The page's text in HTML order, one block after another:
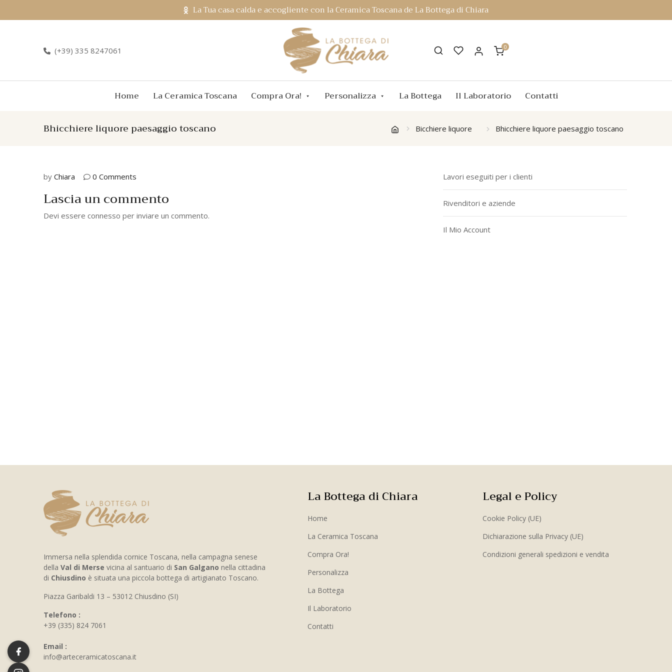
La Tua casa calda e accogliente con la Ceramica Toscana de La Bottega di Chiara
(+39) 335 8247061 0
Home La Ceramica Toscana Compra Ora! Personalizza La Bottega Il Laboratorio Contatti
Bhicchiere liquore paesaggio toscano Bicchiere liquore Bhicchiere liquore paesaggio toscano
by Chiara 0 Comments
Lascia un commento
Devi essere connesso per inviare un commento.
Lavori eseguiti per i clienti
Rivenditori e aziende
Il Mio Account
Immersa nella splendida cornice Toscana, nella campagna senese
della Val di Merse vicina al santuario di San Galgano nella cittadina
di Chiusdino è situata una piccola bottega di artigianato Toscano.
Piazza Garibaldi 13 – 53012 Chiusdino (SI)
Telefono :
+39 (335) 824 7061
Email :
info@arteceramicatoscana.it
La Bottega di Chiara
Home
La Ceramica Toscana
Compra Ora!
Personalizza
La Bottega
Il Laboratorio
Contatti
Legal e Policy
Cookie Policy (UE)
Dichiarazione sulla Privacy (UE)
Condizioni generali spedizioni e vendita